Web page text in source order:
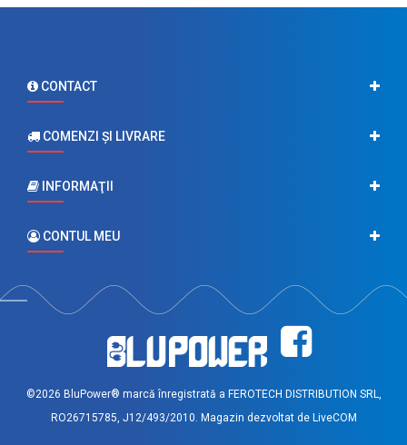
CONTACT
COMENZI ŞI LIVRARE
INFORMAŢII
CONTUL MEU
©2026 BluPower® marcă înregistrată a FEROTECH DISTRIBUTION SRL,
RO26715785, J12/493/2010. Magazin dezvoltat de LiveCOM